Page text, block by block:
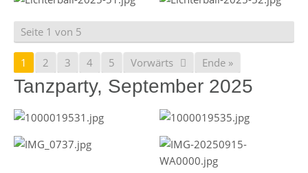
Seite 1 von 5
1 2 3 4 5 Vorwärts Ende »
Tanzparty, September 2025